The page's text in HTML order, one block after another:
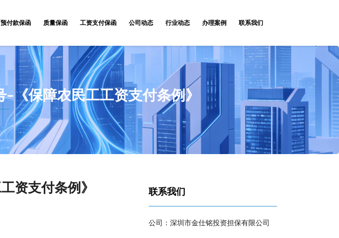
预付款保函 质量保函 工资支付保函 公司动态 行业动态 办理案例 联系我们
《保障农民工工资支付条例》
资支付条例》 联系我们
公司：深圳市金仕铭投资担保有限公司